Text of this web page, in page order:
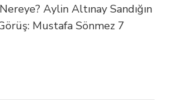
Aylin Altınay Sandığın
Mustafa Sönmez 7